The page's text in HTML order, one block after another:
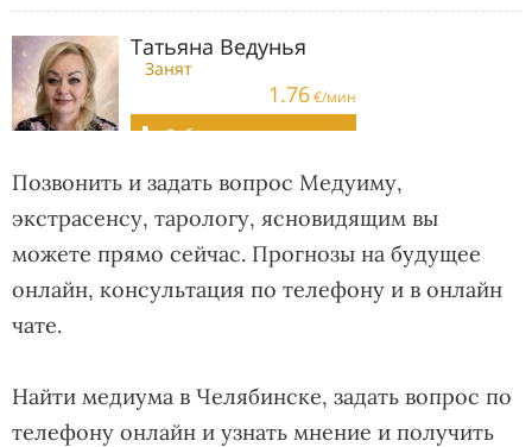
Позвонить и задать вопрос Медуиму,
экстрасенсу, тарологу, ясновидящим вы
можете прямо сейчас. Прогнозы на будущее
онлайн, консультация по телефону и в онлайн
чате.
Найти медиума в Челябинске, задать вопрос по
телефону онлайн и узнать мнение и получить